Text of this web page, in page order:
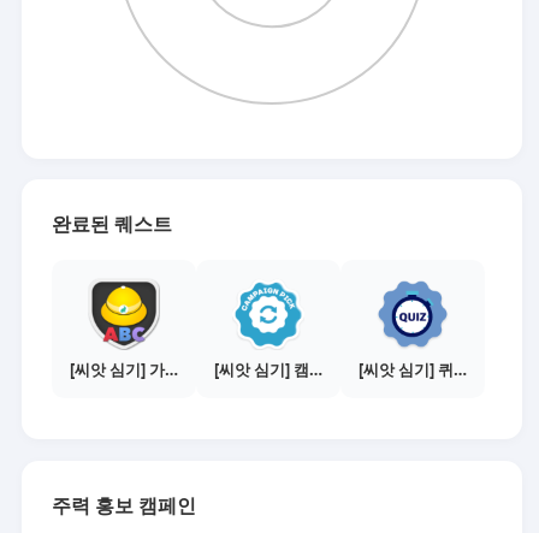
완료된 퀘스트
[씨앗 심기] 가이드보기 - 매체별 활동 가이드 [씨앗 심기] 캠페인 전환하기 [씨앗 심기] 퀴즈 참여하기
주력 홍보 캠페인